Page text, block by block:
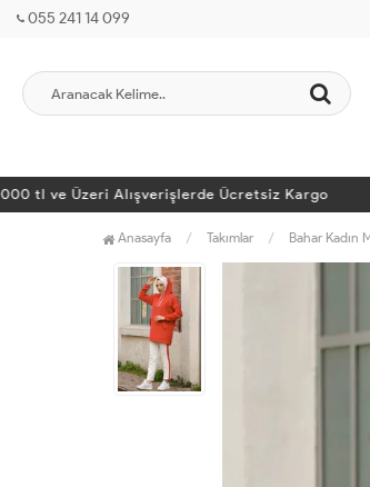
055 241 14 099
ve Üzeri Alışverişlerde Ücretsiz Kargo
Anasayfa Takımlar Bahar Kadın